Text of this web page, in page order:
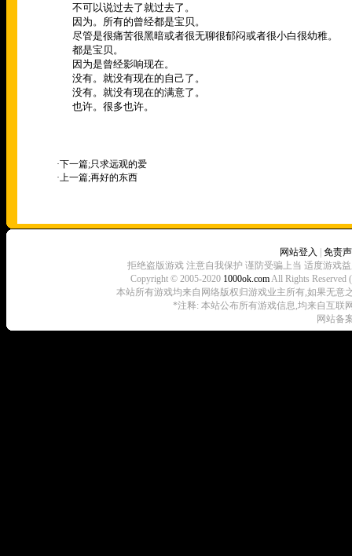
不可以说过去了就过去了。
因为。所有的曾经都是宝贝。
尽管是很痛苦很黑暗或者很无聊很郁闷或者很小白很幼稚。
都是宝贝。
因为是曾经影响现在。
没有。就没有现在的自己了。
没有。就没有现在的满意了。
也许。很多也许。
·下一篇;只求远观的爱
·上一篇;再好的东西
网站登入
免责
拒绝盗版游戏 注意自我保护 谨防受骗上当 适度游戏
Copyright © 2005-2020 1000ok.comAll Rights
本站所有游戏均来自网络版权归游戏业主所有,如果无意
*注释: 本站公布所有游戏信息,均来自互联
网站备